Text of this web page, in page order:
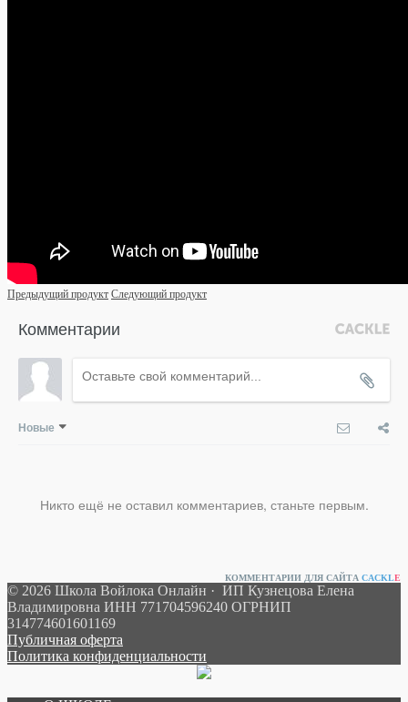
Предыдущий продукт Следующий продукт
Комментарии
Новые
Никто ещё не оставил комментариев, станьте первым.
КОММЕНТАРИИ ДЛЯ САЙТА CACKLE
© 2026 Школа Войлока Онлайн · ИП Кузнецова Елена
Владимировна ИНН 771704596240 ОГРНИП
314774601601169
Публичная оферта
Политика конфиденциальности